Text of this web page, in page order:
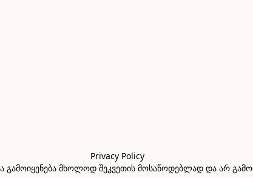
Privacy Policy
მხოლოდ შეკვეთის მოსაწოდებლად და არ